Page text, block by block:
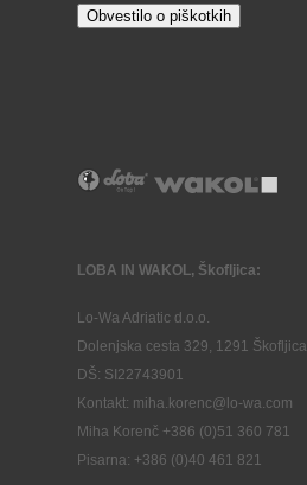
Obvestilo o piškotkih
LOBA IN WAKOL, Škofljica:
Lo-Wa Adriatic d.o.o.
Dolenjska cesta 329, 1291 Škofljica
DŠ: SI22743901
Kontakt: miha.korenc@lo-wa.com
Miha Korenč +386 (0)51 360 781
Pisarna: +386 (0)40 461 821